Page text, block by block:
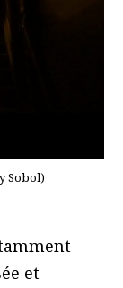
Sobol)
et